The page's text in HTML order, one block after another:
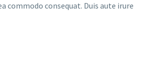
commodo consequat. Duis aute irure